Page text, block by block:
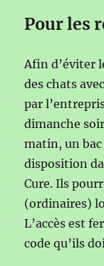
Pour les
Afin d’éviter
des chats
par
dimanche
matin, un
disposition
Cure. Ils
(ordinaires)
L’accès est
code qu’ils